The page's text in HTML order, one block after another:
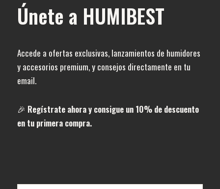
Únete a HUMIBEST
Accede a ofertas exclusivas, lanzamientos de humidores
y accesorios premium, y consejos directamente en tu
email.
🎉 Regístrate ahora y consigue un 10% de descuento
en tu primera compra.